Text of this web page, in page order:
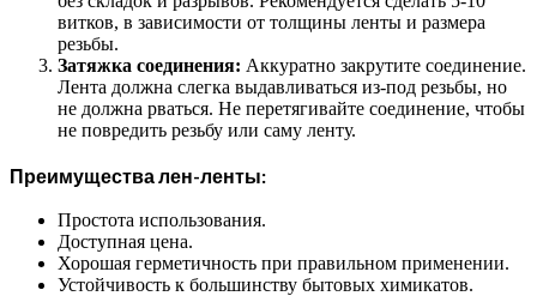
витков, в зависимости от толщины ленты и размера
резьбы.
Затяжка соединения: Аккуратно закрутите соединение.
Лента должна слегка выдавливаться из-под резьбы, но
не должна рваться. Не перетягивайте соединение, чтобы
не повредить резьбу или саму ленту.
Преимущества лен-ленты:
Простота использования.
Доступная цена.
Хорошая герметичность при правильном применении.
Устойчивость к большинству бытовых химикатов.